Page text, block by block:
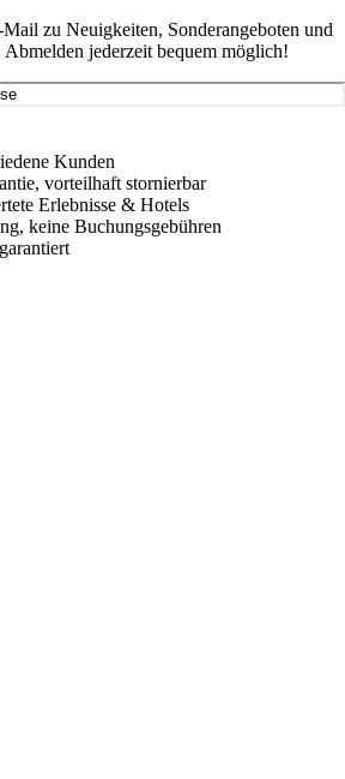
zu Neuigkeiten, Sonderangeboten und
jederzeit bequem möglich!
Kunden
vorteilhaft stornierbar
Erlebnisse & Hotels
keine Buchungsgebühren